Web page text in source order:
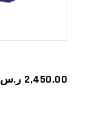
2,450.00 ر.س